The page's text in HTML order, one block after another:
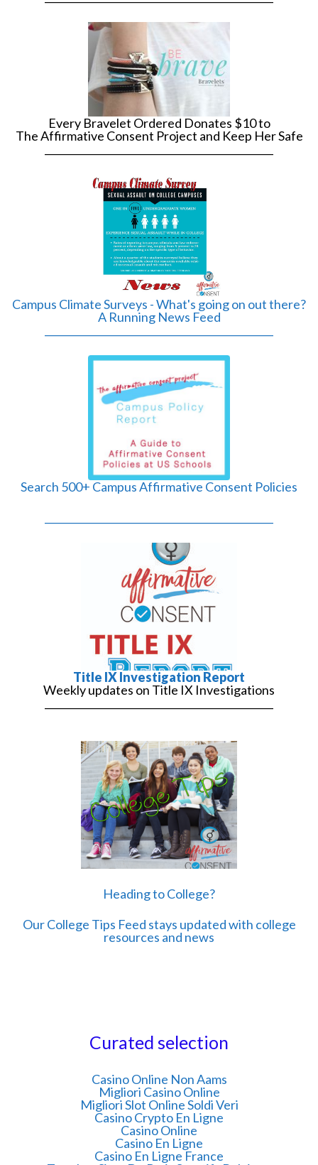
Every Bravelet Ordered Donates $10 to
The Affirmative Consent Project and Keep Her Safe
Campus Climate Surveys - What's going on out there?
A Running News Feed
Search 500+ Campus Affirmative Consent Policies
Title IX Investigation Report
Weekly updates on Title IX Investigations
Heading to College?
Our College Tips Feed stays updated with college
resources and news
Curated selection
Casino Online Non Aams
Migliori Casino Online
Migliori Slot Online Soldi Veri
Casino Crypto En Ligne
Casino Online
Casino En Ligne
Casino En Ligne France